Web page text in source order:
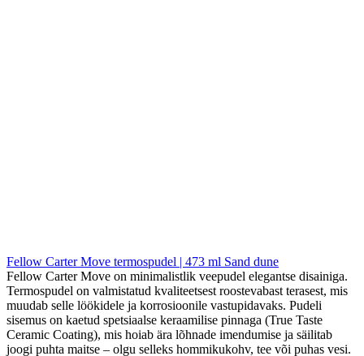
Fellow Carter Move termospudel | 473 ml Sand dune
Fellow Carter Move on minimalistlik veepudel elegantse disainiga.
Termospudel on valmistatud kvaliteetsest roostevabast terasest, mis
muudab selle löökidele ja korrosioonile vastupidavaks. Pudeli
sisemus on kaetud spetsiaalse keraamilise pinnaga (True Taste
Ceramic Coating), mis hoiab ära lõhnade imendumise ja säilitab
joogi puhta maitse – olgu selleks hommikukohv, tee või puhas vesi.